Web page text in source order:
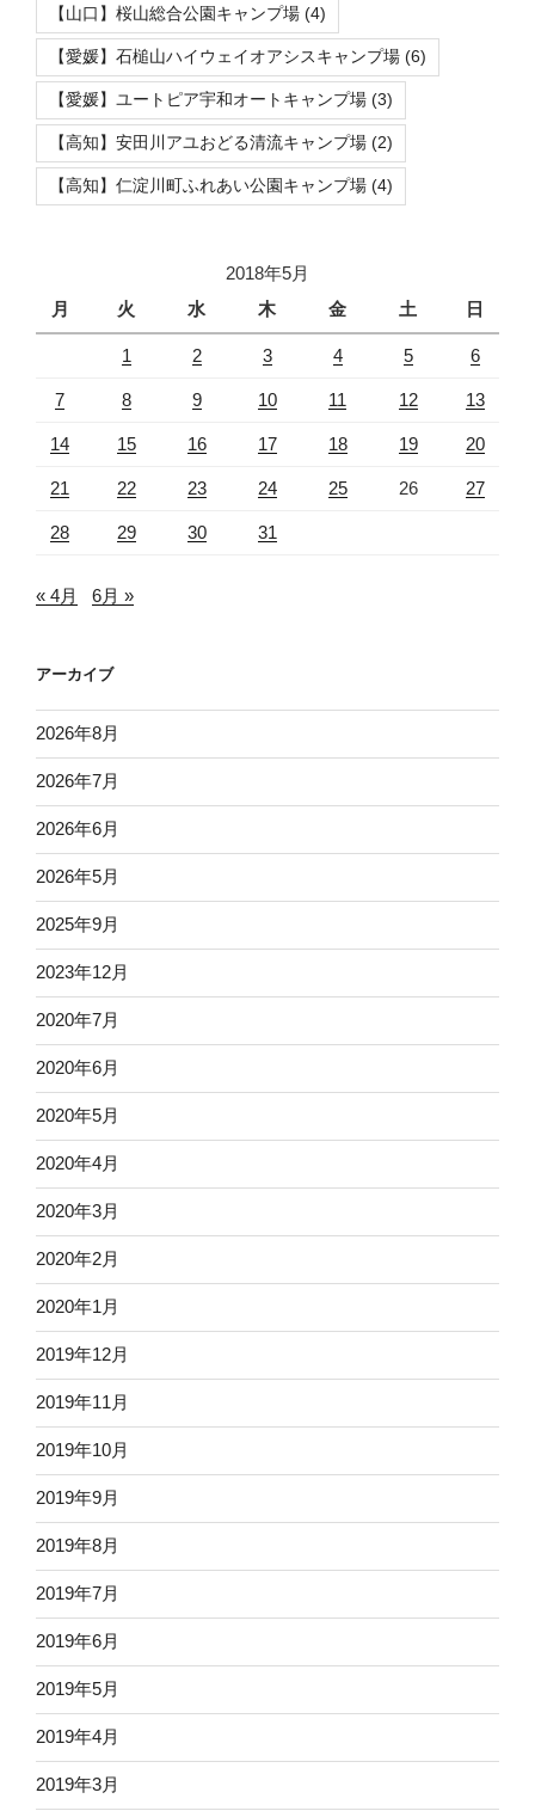
【山口】桜山総合公園キャンプ場 (4)
【愛媛】石槌山ハイウェイオアシスキャンプ場 (6)
【愛媛】ユートピア宇和オートキャンプ場 (3)
【高知】安田川アユおどる清流キャンプ場 (2)
【高知】仁淀川町ふれあい公園キャンプ場 (4)
2018年5月
月
火 水 木 金 土 日
1 2 3 4 5 6
7 8 9 10 11 12 13
14 15 16 17 18 19 20
21 22 23 24 25 26 27
28 29 30 31
« 4月 6月 »
アーカイブ
2026年8月
2026年7月
2026年6月
2026年5月
2025年9月
2023年12月
2020年7月
2020年6月
2020年5月
2020年4月
2020年3月
2020年2月
2020年1月
2019年12月
2019年11月
2019年10月
2019年9月
2019年8月
2019年7月
2019年6月
2019年5月
2019年4月
2019年3月